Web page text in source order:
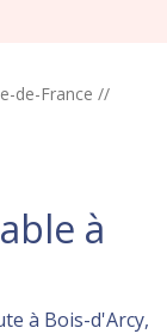
de-France //
à
à Bois-d'Arcy,